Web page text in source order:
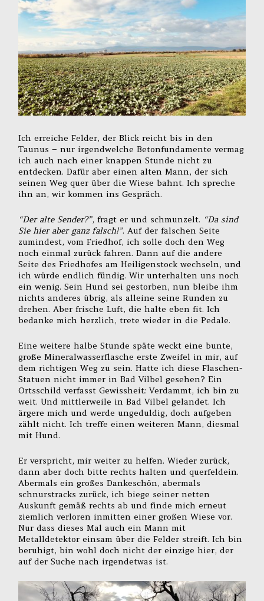
Ich erreiche Felder, der Blick reicht bis in den
Taunus – nur irgendwelche Betonfundamente vermag
ich auch nach einer knappen Stunde nicht zu
entdecken. Dafür aber einen alten Mann, der sich
seinen Weg quer über die Wiese bahnt. Ich spreche
ihn an, wir kommen ins Gespräch.
“Der alte Sender?”, fragt er und schmunzelt. “Da sind
Sie hier aber ganz falsch!”. Auf der falschen Seite
zumindest, vom Friedhof, ich solle doch den Weg
noch einmal zurück fahren. Dann auf die andere
Seite des Friedhofes am Heiligenstock wechseln, und
ich würde endlich fündig. Wir unterhalten uns noch
ein wenig. Sein Hund sei gestorben, nun bleibe ihm
nichts anderes übrig, als alleine seine Runden zu
drehen. Aber frische Luft, die halte eben fit. Ich
bedanke mich herzlich, trete wieder in die Pedale.
Eine weitere halbe Stunde späte weckt eine bunte,
große Mineralwasserflasche erste Zweifel in mir, auf
dem richtigen Weg zu sein. Hatte ich diese Flaschen-
Statuen nicht immer in Bad Vilbel gesehen? Ein
Ortsschild verfasst Gewissheit: Verdammt, ich bin zu
weit. Und mittlerweile in Bad Vilbel gelandet. Ich
ärgere mich und werde ungeduldig, doch aufgeben
zählt nicht. Ich treffe einen weiteren Mann, diesmal
mit Hund.
Er verspricht, mir weiter zu helfen. Wieder zurück,
dann aber doch bitte rechts halten und querfeldein.
Abermals ein großes Dankeschön, abermals
schnurstracks zurück, ich biege seiner netten
Auskunft gemäß rechts ab und finde mich erneut
ziemlich verloren inmitten einer großen Wiese vor.
Nur dass dieses Mal auch ein Mann mit
Metalldetektor einsam über die Felder streift. Ich bin
beruhigt, bin wohl doch nicht der einzige hier, der
auf der Suche nach irgendetwas ist.